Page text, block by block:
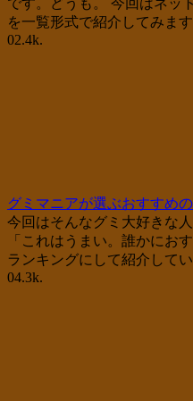
を一覧形式で紹介してみます
02.4k.
グミマニアが選ぶおすすめ
今回はそんなグミ大好きな
「これはうまい。誰かにお
ランキングにして紹介して
04.3k.